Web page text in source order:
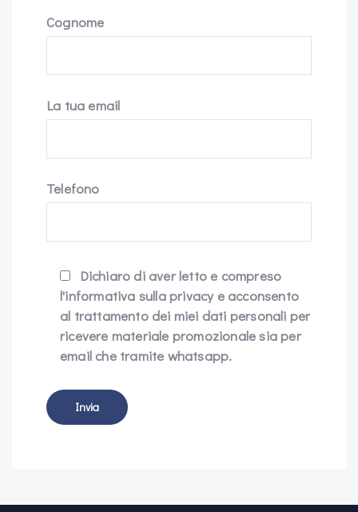
Cognome
La tua email
Telefono
Dichiaro di aver letto e compreso
l'informativa sulla privacy e acconsento
al trattamento dei miei dati personali per
ricevere materiale promozionale sia per
email che tramite whatsapp.